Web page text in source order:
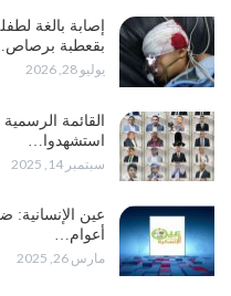
إصابة بالغة
بقعطبة
يوليو 28, 2026
القائمة الرسمية
استشهدوا…
سبتمبر 14, 2025
أعوام…
مارس 26, 2025